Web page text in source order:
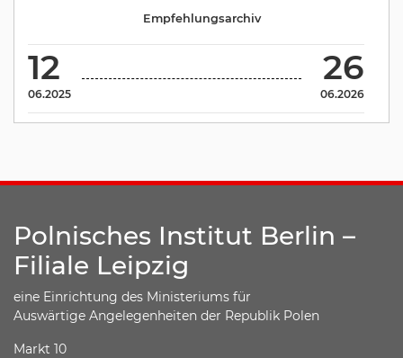
12
06.2025
26
06.2026
Empfehlungsarchiv
Polnisches Institut Berlin –
Filiale Leipzig
eine Einrichtung des Ministeriums für
Auswärtige Angelegenheiten der Republik Polen
Markt 10